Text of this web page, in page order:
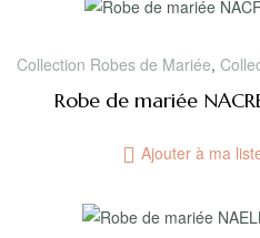
Collection Robes de Mariée,
Robe de mariée
Ajouter à ma